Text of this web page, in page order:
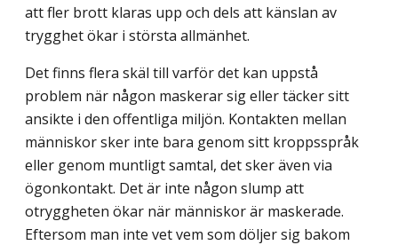
att fler brott klaras upp och dels att känslan av
trygghet ökar i största allmänhet.
Det finns flera skäl till varför det kan uppstå
problem när någon maskerar sig eller täcker sitt
ansikte i den offentliga miljön. Kontakten mellan
människor sker inte bara genom sitt kroppsspråk
eller genom muntligt samtal, det sker även via
ögonkontakt. Det är inte någon slump att
otryggheten ökar när människor är maskerade.
Eftersom man inte vet vem som döljer sig bakom